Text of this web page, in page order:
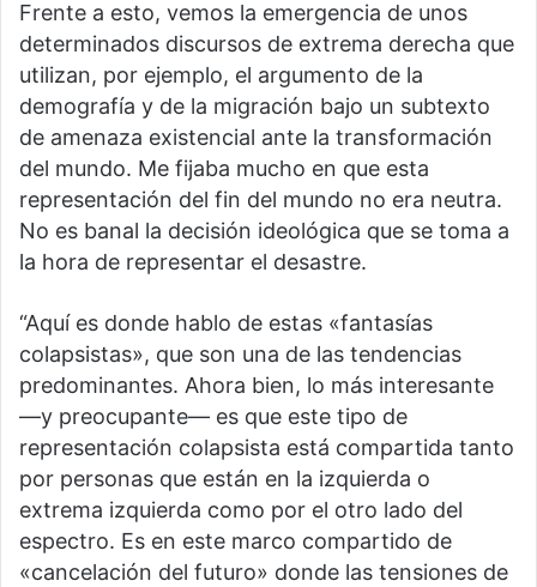
Frente a esto, vemos la emergencia de unos
determinados discursos de extrema derecha que
utilizan, por ejemplo, el argumento de la
demografía y de la migración bajo un subtexto
de amenaza existencial ante la transformación
del mundo. Me fijaba mucho en que esta
representación del fin del mundo no era neutra.
No es banal la decisión ideológica que se toma a
la hora de representar el desastre.
“Aquí es donde hablo de estas «fantasías
colapsistas», que son una de las tendencias
predominantes. Ahora bien, lo más interesante
—y preocupante— es que este tipo de
representación colapsista está compartida tanto
por personas que están en la izquierda o
extrema izquierda como por el otro lado del
espectro. Es en este marco compartido de
«cancelación del futuro» donde las tensiones de